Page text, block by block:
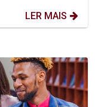
LER MAIS